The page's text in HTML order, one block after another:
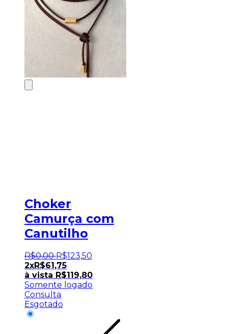
Choker
Camurça com
Canutilho
R$0,00 R$123,50
2xR$61,75
à vista R$119,80
Somente logado
Consulta
Esgotado